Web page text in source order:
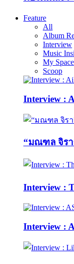
Feature
All
Album
Interview
Music
My Space
Scoop
Interview :
“มณฑล จิรา
Interview :
Interview :